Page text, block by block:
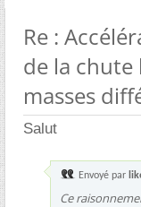
Re :
de la
masses
Salut
Envoyé par
Ce